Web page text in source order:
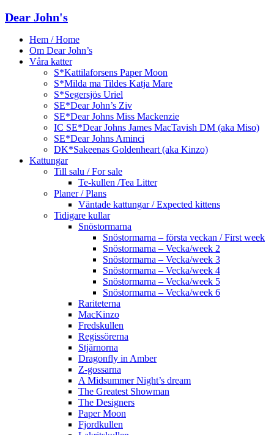
Dear John's
Hem / Home
Om Dear John’s
Våra katter
S*Kattilaforsens Paper Moon
S*Milda ma Tildes Katja Mare
S*Segersjös Uriel
SE*Dear John’s Ziv
SE*Dear Johns Miss Mackenzie
IC SE*Dear Johns James MacTavish DM (aka Miso)
SE*Dear Johns Aminci
DK*Sakeenas Goldenheart (aka Kinzo)
Kattungar
Till salu / For sale
Te-kullen /Tea Litter
Planer / Plans
Väntade kattungar / Expected kittens
Tidigare kullar
Snöstormarna
Snöstormarna – första veckan / First week
Snöstormarna – Vecka/week 2
Snöstormarna – Vecka/week 3
Snöstormarna – Vecka/week 4
Snöstormarna – Vecka/week 5
Snöstormarna – Vecka/week 6
Rariteterna
MacKinzo
Fredskullen
Regissörerna
Stjärnorna
Dragonfly in Amber
Z-gossarna
A Midsummer Night’s dream
The Greatest Showman
The Designers
Paper Moon
Fjordkullen